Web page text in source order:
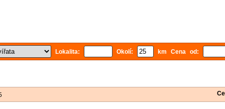
Lokalita: Okolí: km Cena od: